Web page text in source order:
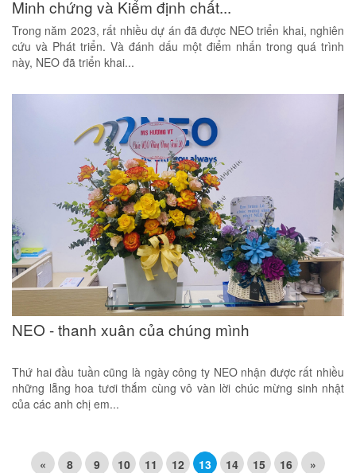
Minh chứng và Kiểm định chất...
Trong năm 2023, rất nhiều dự án đã được NEO triển khai, nghiên
cứu và Phát triển. Và đánh dấu một điểm nhấn trong quá trình
này, NEO đã triển khai...
NEO - thanh xuân của chúng mình
Thứ hai đầu tuần cũng là ngày công ty NEO nhận được rất nhiều
những lẵng hoa tươi thắm cùng vô vàn lời chúc mừng sinh nhật
của các anh chị em...
« 8 9 10 11 12 13 14 15 16 »